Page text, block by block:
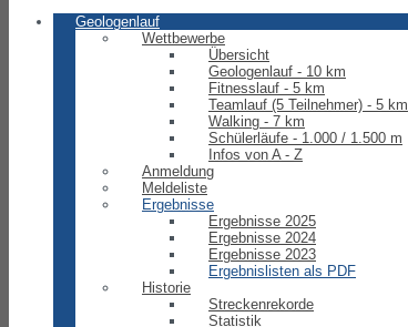
Geologenlauf
Wettbewerbe
Übersicht
Geologenlauf - 10 km
Fitnesslauf - 5 km
Teamlauf (5 Teilnehmer) - 5 km
Walking - 7 km
Schülerläufe - 1.000 / 1.500 m
Infos von A - Z
Anmeldung
Meldeliste
Ergebnisse
Ergebnisse 2025
Ergebnisse 2024
Ergebnisse 2023
Ergebnislisten als PDF
Historie
Streckenrekorde
Statistik